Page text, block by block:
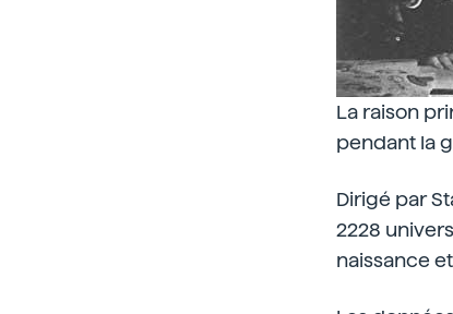
La raison
pendant la
Dirigé par
2228
naissance